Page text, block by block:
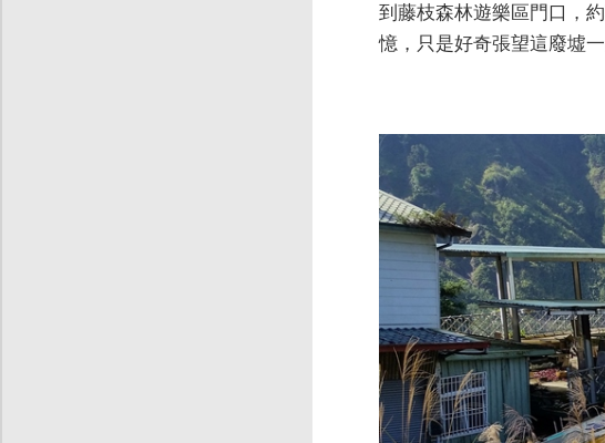
到藤枝森林遊樂區門口，
憶，只是好奇張望這廢墟一